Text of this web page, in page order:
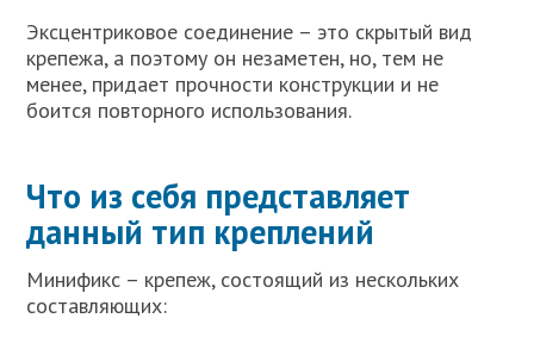
Эксцентриковое соединение – это скрытый вид
крепежа, а поэтому он незаметен, но, тем не
менее, придает прочности конструкции и не
боится повторного использования.
Что из себя представляет
данный тип креплений
Минификс – крепеж, состоящий из нескольких
составляющих: